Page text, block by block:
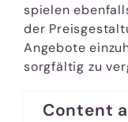
spielen
der
Angebote
sorgfältig zu
Content